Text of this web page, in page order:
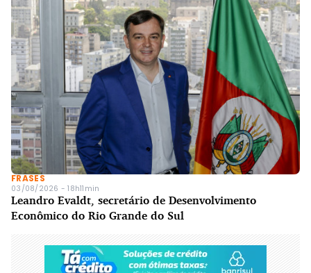
FRASES
03/08/2026 - 18h11min
Leandro Evaldt, secretário de Desenvolvimento
Econômico do Rio Grande do Sul